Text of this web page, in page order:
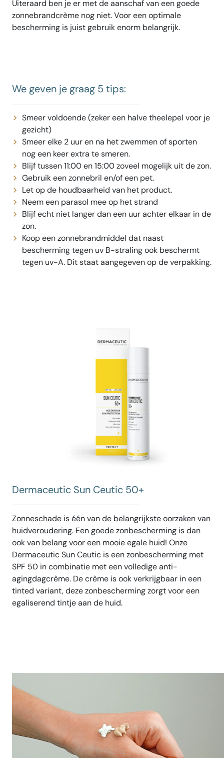
Uiteraard ben je er met de aanschaf van een goede
zonnebrandcrème nog niet. Voor een optimale
bescherming is juist gebruik enorm belangrijk.
We geven je graag 5 tips:
Smeer voldoende (zeker een halve theelepel voor je
gezicht)
Smeer elke 2 uur en na het zwemmen of sporten
nog een keer extra te smeren.
Blijf tussen 11:00 en 15:00 zoveel mogelijk uit de zon.
Gebruik een zonnebril en/of een pet.
Let op de houdbaarheid van het product.
Neem een parasol mee op het strand
Blijf echt niet langer dan een uur achter elkaar in de
zon.
Koop een zonnebrandmiddel dat naast
bescherming tegen uv B-straling ook beschermt
tegen uv-A. Dit staat aangegeven op de verpakking.
Dermaceutic Sun Ceutic 50+
Zonneschade is één van de belangrijkste oorzaken van
huidveroudering. Een goede zonbescherming is dan
ook van belang voor een mooie egale huid! Onze
Dermaceutic Sun Ceutic is een zonbescherming met
SPF 50 in combinatie met een volledige anti-
agingdagcrème. De crème is ook verkrijgbaar in een
tinted variant, deze zonbescherming zorgt voor een
egaliserend tintje aan de huid.